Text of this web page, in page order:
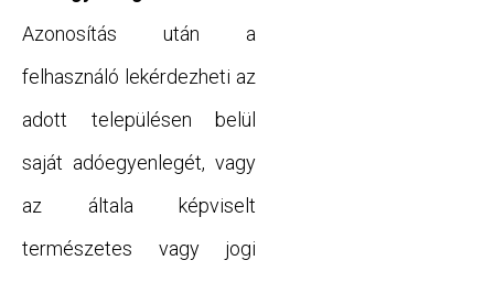
Azonosítás után a
felhasználó lekérdezheti az
adott településen belül
saját adóegyenlegét, vagy
az általa képviselt
természetes vagy jogi